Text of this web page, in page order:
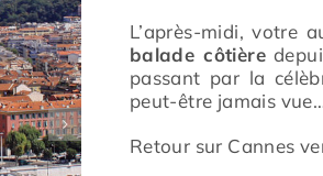
L’après-midi, votre
balade côtière
passant par la
peut-être jamais
Retour sur Cannes